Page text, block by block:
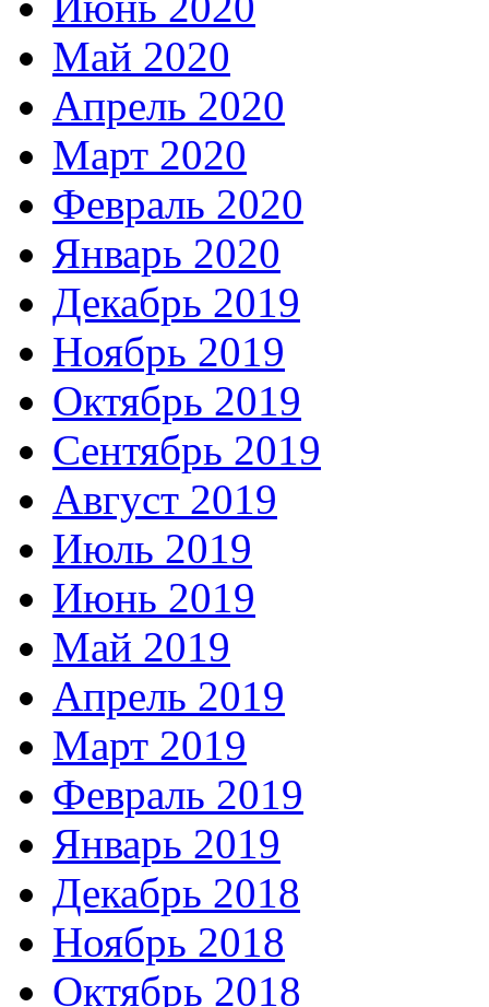
Май 2020
Апрель 2020
Март 2020
Февраль 2020
Январь 2020
Декабрь 2019
Ноябрь 2019
Октябрь 2019
Сентябрь 2019
Август 2019
Июль 2019
Июнь 2019
Май 2019
Апрель 2019
Март 2019
Февраль 2019
Январь 2019
Декабрь 2018
Ноябрь 2018
Октябрь 2018